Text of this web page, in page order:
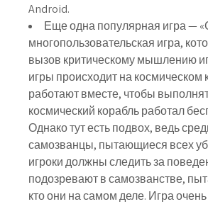
Android.
Еще одна популярная игра —
многопользовательская игра,
вызов критическому мышлению
игры происходит на космическом
работают вместе, чтобы
космический корабль работал
Однако тут есть подвох, ведь
самозванцы, пытающиеся всех
игроки должны следить за
подозревают в самозванстве,
кто они на самом деле. Игра